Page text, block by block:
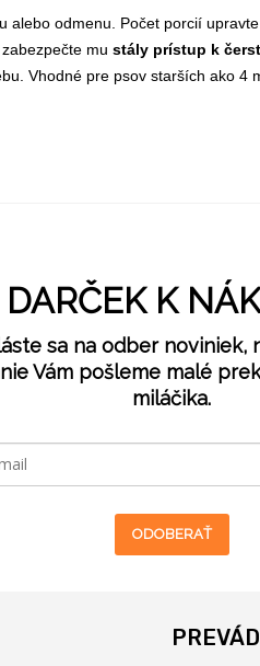
alebo odmenu. Počet porcií
mu stály prístup k
Vhodné pre psov starších ako 4
DARČEK K
sa na odber noviniek,
Vám pošleme malé
miláčika.
ODOBERAŤ